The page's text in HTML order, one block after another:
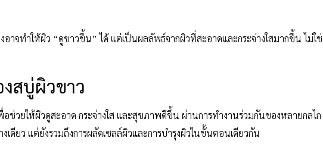
อาจทำให้ผิว “ดูขาวขึ้น” ได้ แต่เป็นผลลัพธ์จากผิวที่สะอาดและกระจ่างใสมากขึ้น ไม่ใช่
สบู่ผิวขาว
ช่วยให้ผิวดูสะอาด กระจ่างใส และสุขภาพดีขึ้น ผ่านการทำงานร่วมกันของหลายกลไก
เดียว แต่ยังรวมถึงการผลัดเซลล์ผิวและการบำรุงผิวในขั้นตอนเดียวกัน